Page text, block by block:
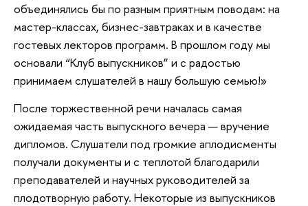
объединялись бы по разным приятным поводам: на
мастер-классах, бизнес-завтраках и в качестве
гостевых лекторов программ. В прошлом году мы
основали “Клуб выпускников” и с радостью
принимаем слушателей в нашу большую семью!»
После торжественной речи началась самая
ожидаемая часть выпускного вечера — вручение
дипломов. Слушатели под громкие аплодисменты
получали документы и с теплотой благодарили
преподавателей и научных руководителей за
плодотворную работу. Некоторые из выпускников